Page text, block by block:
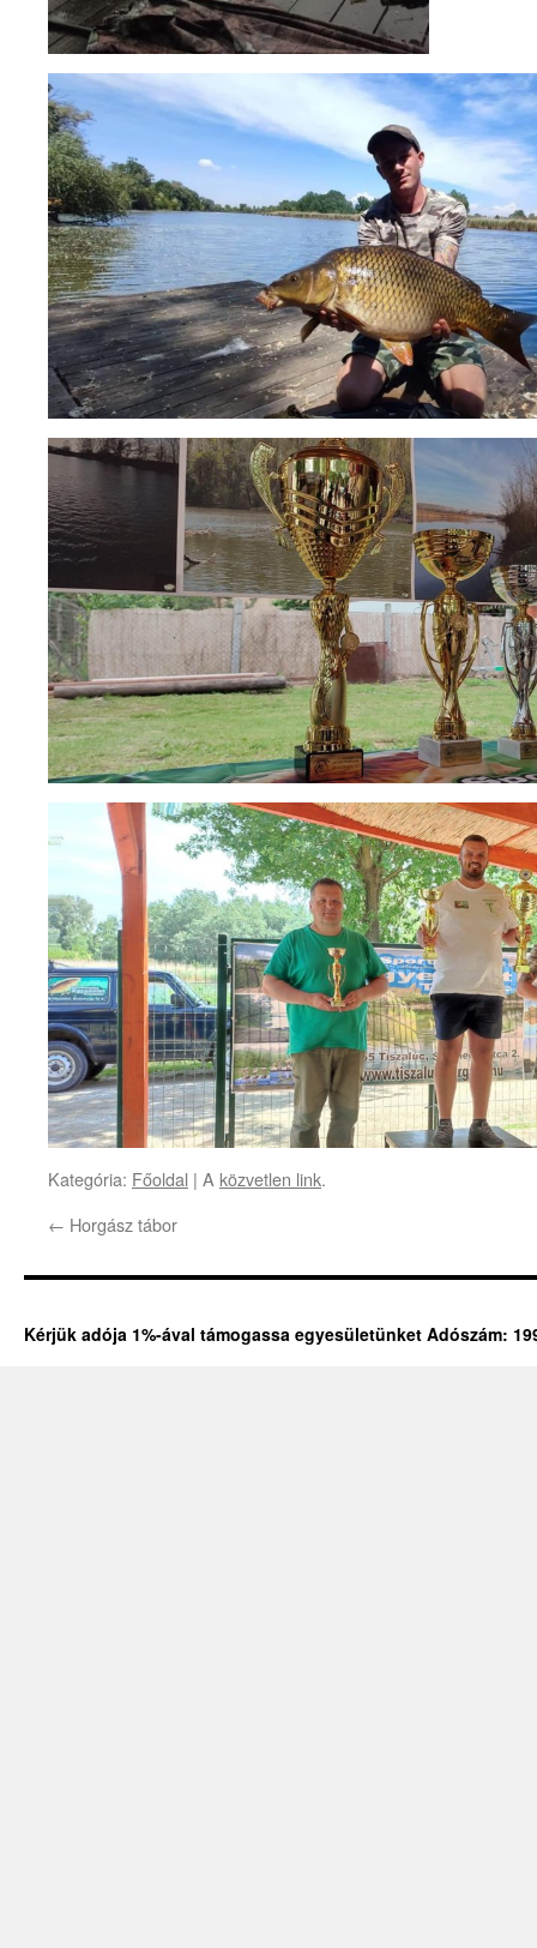
Kategória: Főoldal | A közvetlen link.
← Horgász tábor
Kérjük adója 1%-ával támogassa egyesületünket Adószám: